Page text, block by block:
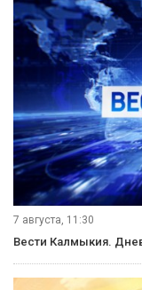
7 августа, 11:30
Вести Калмыкия.